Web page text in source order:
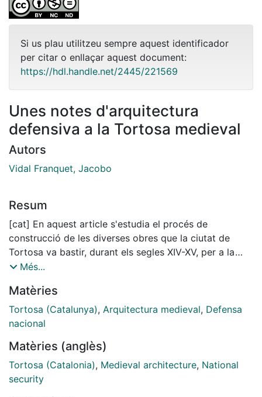
Si us plau utilitzeu sempre aquest identificador
per citar o enllaçar aquest document:
https://hdl.handle.net/2445/221569
Unes notes d'arquitectura
defensiva a la Tortosa medieval
Autors
Vidal Franquet, Jacobo
Resum
[cat] En aquest article s'estudia el procés de
construcció de les diverses obres que la ciutat de
Tortosa va bastir, durant els segles XIV-XV, per a la
defensa del seu territori,
torres de la costa (ja al segle
XVI), tot passant per altres torres, castells i closos
emmurallats del seu ampli terme general.
construcción de las diversas obras que la ciudad de
Tortosa erigió, durante los siglos XIV-XV, para la
defensa de su territorio, desde el cinturón de murallas
Més...
Matèries
Tortosa (Catalunya), Arquitectura medieval, Defensa
nacional
Matèries (anglès)
Tortosa (Catalonia), Medieval architecture, National
security